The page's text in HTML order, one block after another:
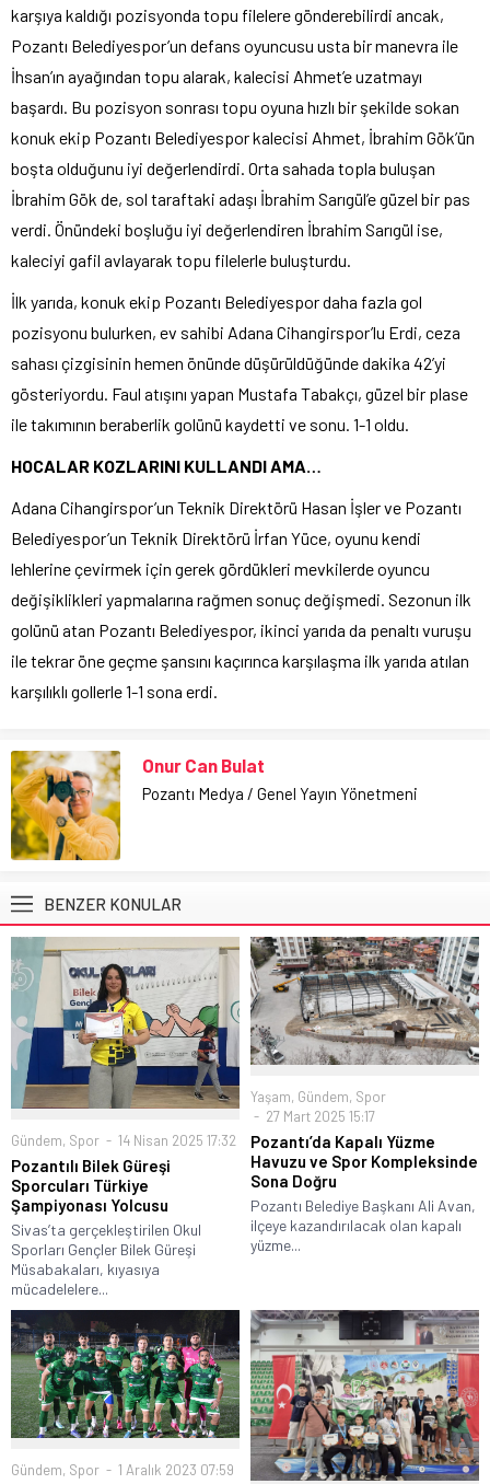
karşıya kaldığı pozisyonda topu filelere gönderebilirdi ancak,
Pozantı Belediyespor’un defans oyuncusu usta bir manevra ile
İhsan’ın ayağından topu alarak, kalecisi Ahmet’e uzatmayı
başardı. Bu pozisyon sonrası topu oyuna hızlı bir şekilde sokan
konuk ekip Pozantı Belediyespor kalecisi Ahmet, İbrahim Gök’ün
boşta olduğunu iyi değerlendirdi. Orta sahada topla buluşan
İbrahim Gök de, sol taraftaki adaşı İbrahim Sarıgül’e güzel bir pas
verdi. Önündeki boşluğu iyi değerlendiren İbrahim Sarıgül ise,
kaleciyi gafil avlayarak topu filelerle buluşturdu.
İlk yarıda, konuk ekip Pozantı Belediyespor daha fazla gol
pozisyonu bulurken, ev sahibi Adana Cihangirspor’lu Erdi, ceza
sahası çizgisinin hemen önünde düşürüldüğünde dakika 42’yi
gösteriyordu. Faul atışını yapan Mustafa Tabakçı, güzel bir plase
ile takımının beraberlik golünü kaydetti ve sonu. 1-1 oldu.
HOCALAR KOZLARINI KULLANDI AMA…
Adana Cihangirspor’un Teknik Direktörü Hasan İşler ve Pozantı
Belediyespor’un Teknik Direktörü İrfan Yüce, oyunu kendi
lehlerine çevirmek için gerek gördükleri mevkilerde oyuncu
değişiklikleri yapmalarına rağmen sonuç değişmedi. Sezonun ilk
golünü atan Pozantı Belediyespor, ikinci yarıda da penaltı vuruşu
ile tekrar öne geçme şansını kaçırınca karşılaşma ilk yarıda atılan
karşılıklı gollerle 1-1 sona erdi.
Onur Can Bulat
Pozantı Medya / Genel Yayın Yönetmeni
BENZER KONULAR
Gündem, Spor 14 Nisan 2025 17:32
Pozantılı Bilek Güreşi
Sporcuları Türkiye
Şampiyonası Yolcusu
Sivas’ta gerçekleştirilen Okul
Sporları Gençler Bilek Güreşi
Müsabakaları, kıyasıya
mücadelelere...
Yaşam, Gündem, Spor
27 Mart 2025 15:17
Pozantı’da Kapalı Yüzme
Havuzu ve Spor Kompleksinde
Sona Doğru
Pozantı Belediye Başkanı Ali Avan,
ilçeye kazandırılacak olan kapalı
yüzme...
Gündem, Spor 1 Aralık 2023 07:59